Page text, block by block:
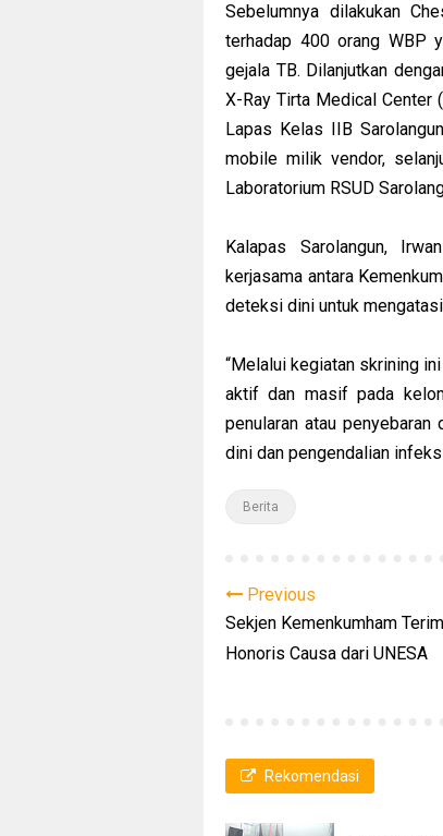
Sebelumnya dilakukan
terhadap 400 orang WBP
gejala TB. Dilanjutkan
X-Ray Tirta Medical Center
Lapas Kelas IIB
mobile milik vendor,
Laboratorium RSUD
Kalapas Sarolangun,
kerjasama antara
deteksi dini untuk
“Melalui kegiatan skrining
aktif dan masif pada
penularan atau
dini dan pengendalian
Berita
Previous
Sekjen Kemenkumham
Honoris Causa dari UNESA
Rekomendasi